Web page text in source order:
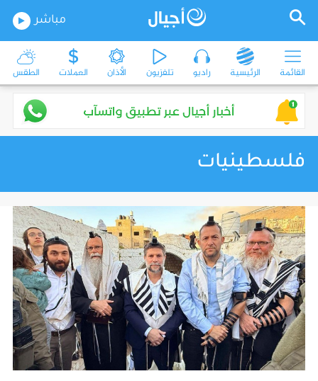
مباشر
القائمة الرئيسية راديو تلفزيون الأذان العملات الطقس
فلسطينيات